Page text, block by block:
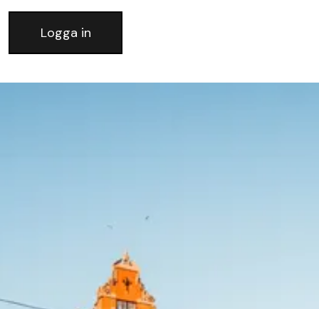
Logga in